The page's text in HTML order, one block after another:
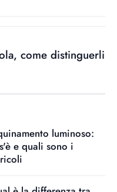
come distinguerli
luminoso:
e quali sono i